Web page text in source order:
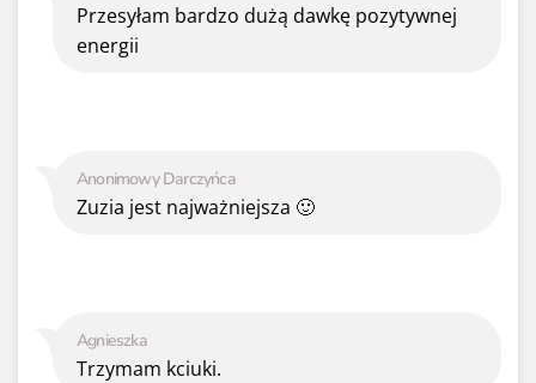
Agnieszka
Trzymam kciuki.
Anonimowy Darczyńca
Zuzia jest najważniejsza 🙂
Przesyłam bardzo dużą dawkę pozytywnej
energii